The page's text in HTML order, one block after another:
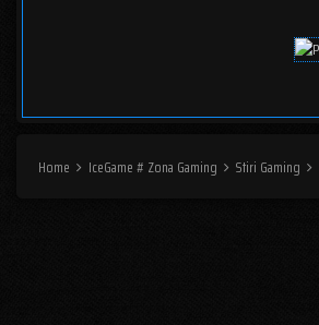
Home IceGame # Zona Gaming Stiri Gaming